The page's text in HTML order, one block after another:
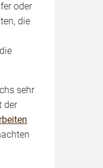
oder
die
sehr
der